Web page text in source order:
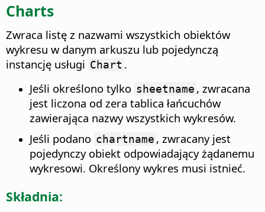
Charts
Zwraca listę z nazwami wszystkich obiektów
wykresu w danym arkuszu lub pojedynczą
instancję usługi Chart .
Jeśli określono tylko sheetname , zwracana
jest liczona od zera tablica łańcuchów
zawierająca nazwy wszystkich wykresów.
Jeśli podano chartname , zwracany jest
pojedynczy obiekt odpowiadający żądanemu
wykresowi. Określony wykres musi istnieć.
Składnia: